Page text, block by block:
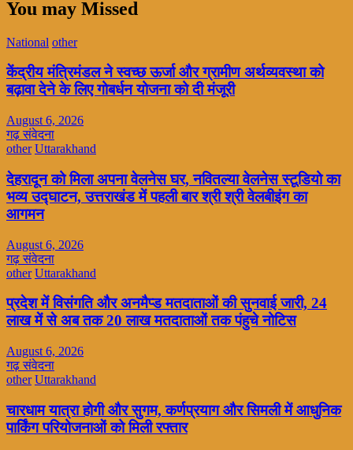
You may Missed
National other
केंद्रीय मंत्रिमंडल ने स्वच्छ ऊर्जा और ग्रामीण अर्थव्यवस्था को
बढ़ावा देने के लिए गोबर्धन योजना को दी मंजूरी
August 6, 2026
गढ़ संवेदना
other Uttarakhand
देहरादून को मिला अपना वेलनेस घर, नवितल्या वेलनेस स्टूडियो का
भव्य उद्घाटन, उत्तराखंड में पहली बार श्री श्री वेलबीइंग का
आगमन
August 6, 2026
गढ़ संवेदना
other Uttarakhand
प्रदेश में विसंगति और अनमैप्ड मतदाताओं की सुनवाई जारी, 24
लाख में से अब तक 20 लाख मतदाताओं तक पंहुचे नोटिस
August 6, 2026
गढ़ संवेदना
other Uttarakhand
चारधाम यात्रा होगी और सुगम, कर्णप्रयाग और सिमली में आधुनिक
पार्किंग परियोजनाओं को मिली रफ्तार